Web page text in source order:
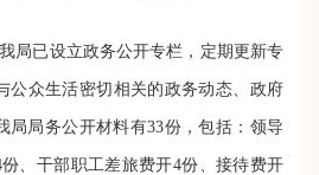
我局已设立政务公开专栏，定期更新专
公众生活密切相关的政务动态、政府
局局务公开材料有33份，包括：领导
、干部职工差旅费开4份、接待费开